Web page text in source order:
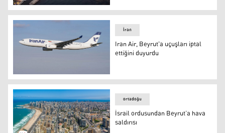
Beyrut
Iran Air'a ait yolcu uçağı
İran
Iran Air, Beyrut'a uçuşları iptal
ettiğini duyurdu
ortadoğu
İsrail ordusundan Beyrut’a hava
saldırısı